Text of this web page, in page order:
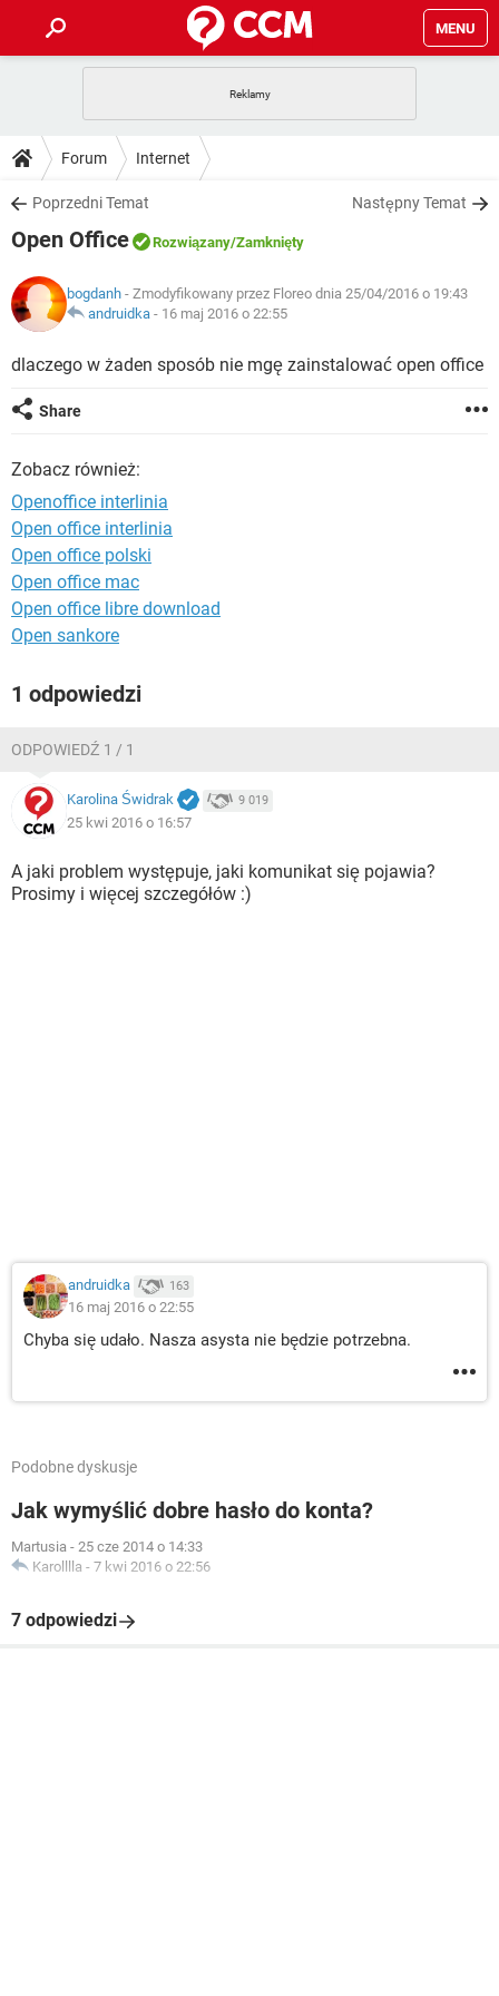
MENU
GRY
SPOTIFY
INSTAGRAM FACEBOOK
WINDOWS 10
PORADY
PlayStation
INSTAGRAM FACEBOOK
WINDOWS 10
DO POBRANIA
ANDROID TIKTOK
GRY
IOS NETFLIX
INSTAGRAM FACEBOOK
FORUM
COVID-19 TIKTOK
GRY
SPOTIFY NETFLIX
INSTAGRAM
ARTYKUŁY
COVID-19 TIKTOK
INSTAGRAM
WINDOWS 10
Forum Internet
Poprzedni Temat Następny Temat
Open Office Rozwiązany/Zamknięty
bogdanh - Zmodyfikowany przez Floreo dnia 25/04/2016 o 19:43
andruidka - 16 maj 2016 o 22:55
dlaczego w żaden sposób nie mgę zainstalować open office
Share
Zobacz również:
Openoffice interlinia
Open office interlinia
Open office polski
Open office mac
Open office libre download
Open sankore
1 odpowiedzi
ODPOWIEDŹ 1 / 1
Karolina Świdrak 9 019
25 kwi 2016 o 16:57
A jaki problem występuje, jaki komunikat się pojawia?
Prosimy i więcej szczegółów :)
andruidka 163
16 maj 2016 o 22:55
Chyba się udało. Nasza asysta nie będzie potrzebna.
Podobne dyskusje
Jak wymyślić dobre hasło do konta?
Martusia - 25 cze 2014 o 14:33
Karolllla - 7 kwi 2016 o 22:56
7 odpowiedzi